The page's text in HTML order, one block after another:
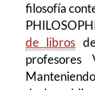
filosofía
de libros
profesores